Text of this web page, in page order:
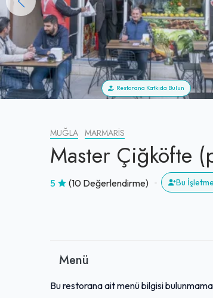
Restorana Katkıda Bulun
MUĞLA MARMARIS
Master Çiğköfte
5 (10 Değerlendirme) Bu
Menü
Bu restorana ait menü bilgisi